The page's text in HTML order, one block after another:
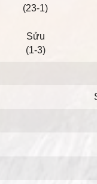
(23-1)
Sửu
(1-3)